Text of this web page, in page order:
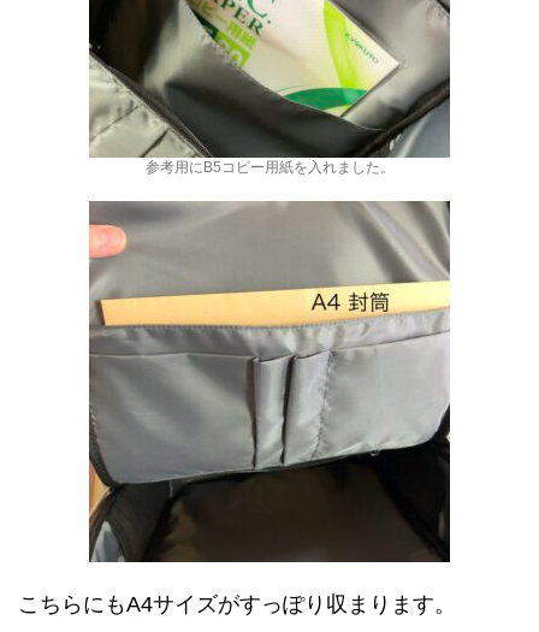
参考用にB5コピー用紙を入れました。
こちらにもA4サイズがすっぽり収まります。